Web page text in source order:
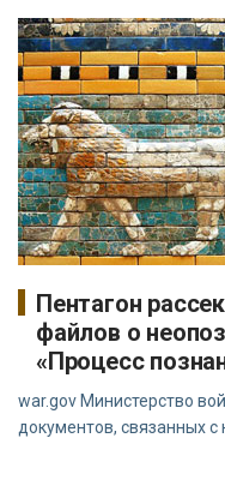
Пентагон
файлов о
«Процесс
war.gov Министерство
документов, связанных